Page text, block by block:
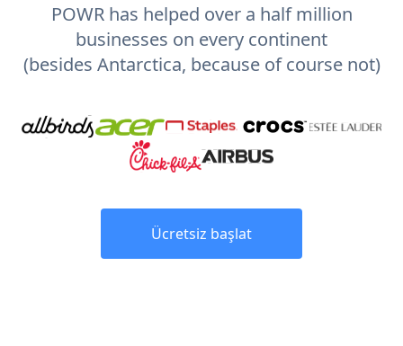
POWR has helped over a half million
businesses on every continent
(besides Antarctica, because of course not)
Ücretsiz başlat